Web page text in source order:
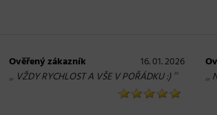
Ověřený zákazník 16. 01. 2026
„ VŽDY RYCHLOST A VŠE V POŘÁDKU :)“ „